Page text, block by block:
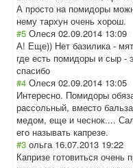
А просто на помидоры
нему тархун очень хорош.
#5 Олеся 02.09.2014 13:09
А! Еще)) Нет базилика -
где есть помидоры и сыр -
спасибо
#4 Олеся 02.09.2014 13:05
Интересно. Помидоры
рассольный, вместо
медом, еще и чеснок....
его называть капрезе.
#3 ольга 16.07.2013 19:22
Капризе готовиться